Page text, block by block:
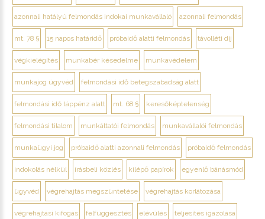
azonnali hatályú felmondás indokai munkavállaló azonnali felmondás
mt. 78 § 15 napos határidő próbaidő alatti felmondás távolléti díj
végkielégítés munkabér késedelme munkavédelem
munkajog ügyvéd felmondási idő betegszabadság alatt
felmondási idő táppénz alatt mt. 68 § keresőképtelenség
felmondási tilalom munkáltatói felmondás munkavállalói felmondás
munkaügyi jog próbaidő alatti azonnali felmondás próbaidő felmondás
indokolás nélkül írásbeli közlés kilépő papírok egyenlő bánásmód
ügyvéd végrehajtás megszüntetése végrehajtás korlátozása
végrehajtási kifogás felfüggesztés elévülés teljesítés igazolása